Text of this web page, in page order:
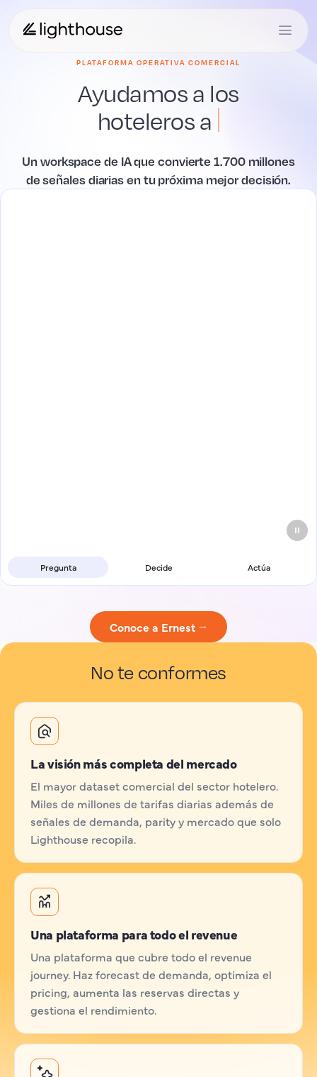
PLATAFORMA OPERATIVA COMERCIAL
Ayudamos a los
hoteleros aganar
Un workspace de IA que convierte 1.700 millones
de señales diarias en tu próxima mejor decisión.
Pregunta Decide Actúa
Conoce a Ernest →
No te conformes
La visión más completa del mercado
El mayor dataset comercial del sector hotelero.
Miles de millones de tarifas diarias además de
señales de demanda, parity y mercado que solo
Lighthouse recopila.
Una plataforma para todo el revenue
Una plataforma que cubre todo el revenue
journey. Haz forecast de demanda, optimiza el
pricing, aumenta las reservas directas y
gestiona el rendimiento.